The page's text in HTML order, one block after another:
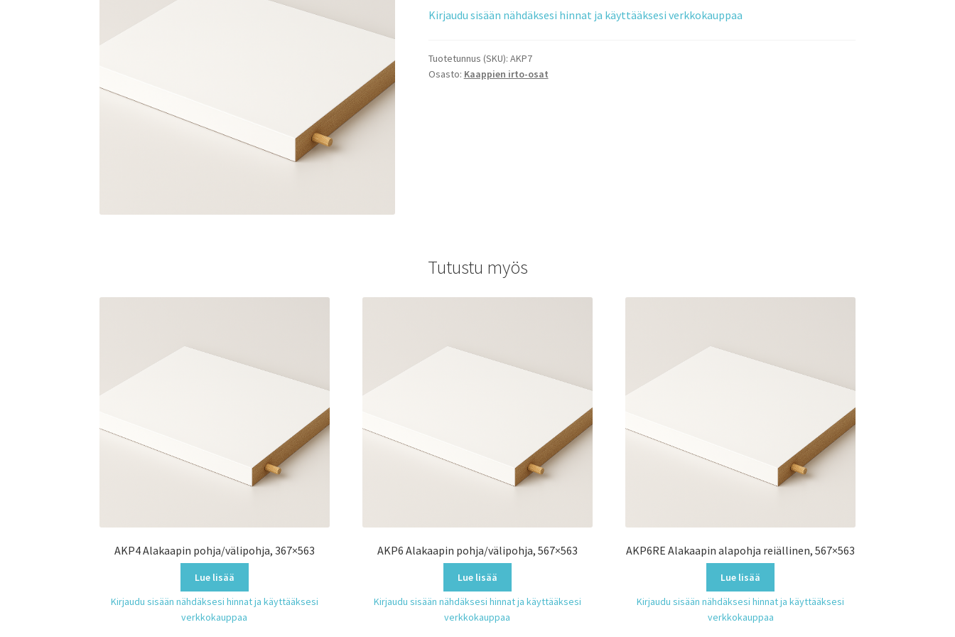
Kirjaudu sisään nähdäksesi hinnat ja käyttääksesi verkkokauppaa
Tuotetunnus (SKU): AKP7
Osasto: Kaappien irto-osat
Tutustu myös
AKP4 Alakaapin pohja/välipohja, 367×563
Lue lisää
Kirjaudu sisään nähdäksesi hinnat ja käyttääksesi
verkkokauppaa
AKP6 Alakaapin pohja/välipohja, 567×563
Lue lisää
Kirjaudu sisään nähdäksesi hinnat ja käyttääksesi
verkkokauppaa
AKP6RE Alakaapin alapohja reiällinen, 567×563
Lue lisää
Kirjaudu sisään nähdäksesi hinnat ja käyttääksesi
verkkokauppaa